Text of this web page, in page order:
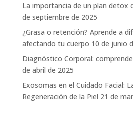
La importancia de un plan detox
de septiembre de 2025
¿Grasa o retención? Aprende a
afectando tu cuerpo 10 de junio
Diagnóstico Corporal:
de abril de 2025
Exosomas en el Cuidado Facial:
Regeneración de la Piel 21 de